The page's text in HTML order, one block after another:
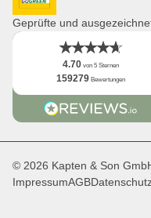
App
DHL GoGreen
Geprüfte und
4.70 von 5 Sternen
159279 Bewertungen
© 2026 Kapten & Son
ImpressumAGB